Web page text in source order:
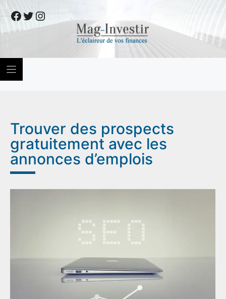
to
content
Facebook
Twitter
Instagram
Trouver des prospects
gratuitement avec les
annonces d’emplois